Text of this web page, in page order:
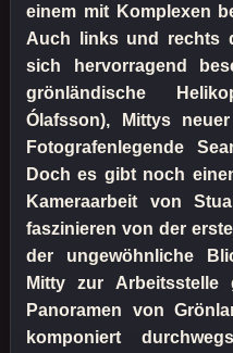
einem mit Komplexen
Auch links und rechts
sich hervorragend
grönländische
Ólafsson), Mittys
Fotografenlegende
Doch es gibt noch
Kameraarbeit von
faszinieren von der
der ungewöhnliche
Mitty zur
Panoramen von
komponiert